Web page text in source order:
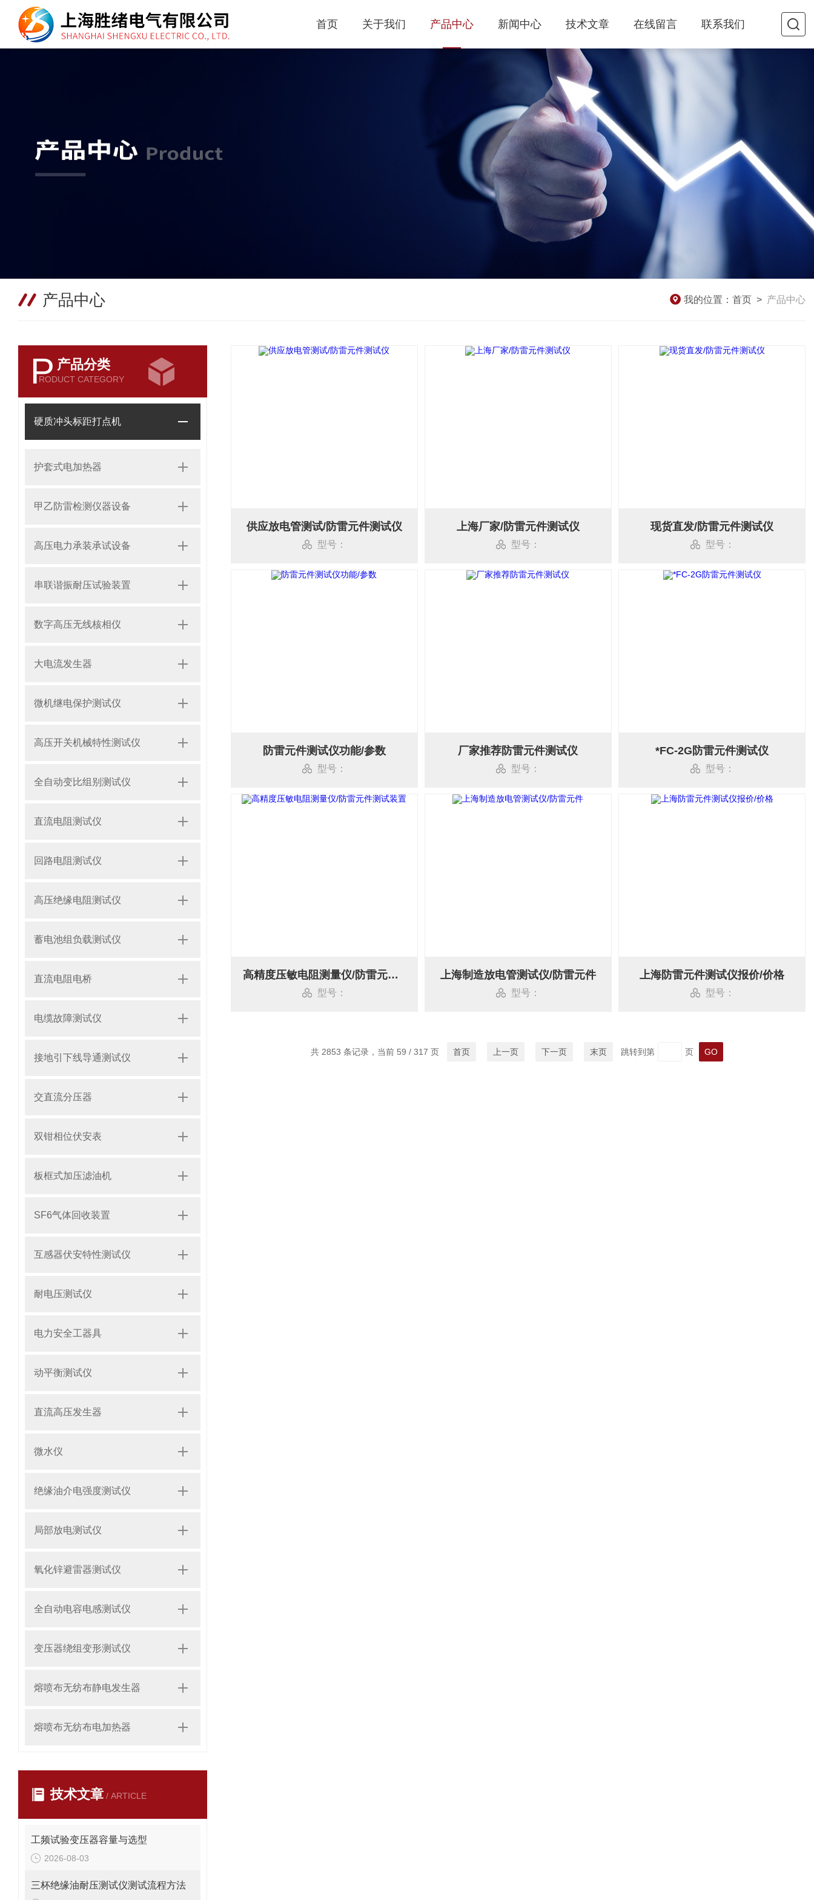
首页 关于我们 产品中心 新闻中心 技术文章 在线留言 联系我们
产品中心 我的位置： 首页 > 产品中心
P 产品分类
RODUCT CATEGORY
硬质冲头标距打点机
护套式电加热器
甲乙防雷检测仪器设备
高压电力承装承试设备
串联谐振耐压试验装置
数字高压无线核相仪
大电流发生器
微机继电保护测试仪
高压开关机械特性测试仪
全自动变比组别测试仪
直流电阻测试仪
回路电阻测试仪
高压绝缘电阻测试仪
蓄电池组负载测试仪
直流电阻电桥
电缆故障测试仪
接地引下线导通测试仪
交直流分压器
双钳相位伏安表
板框式加压滤油机
SF6气体回收装置
互感器伏安特性测试仪
耐电压测试仪
电力安全工器具
动平衡测试仪
直流高压发生器
微水仪
绝缘油介电强度测试仪
局部放电测试仪
氧化锌避雷器测试仪
全自动电容电感测试仪
变压器绕组变形测试仪
熔喷布无纺布静电发生器
熔喷布无纺布电加热器
技术文章 / ARTICLE
工频试验变压器容量与选型
2026-08-03
三杯绝缘油耐压测试仪测试流程方法
供应放电管测试/防雷元件测试仪
型号：
上海厂家/防雷元件测试仪
型号：
现货直发/防雷元件测试仪
型号：
防雷元件测试仪功能/参数
型号：
厂家推荐防雷元件测试仪
型号：
*FC-2G防雷元件测试仪
型号：
高精度压敏电阻测量仪/防雷元件测试装置
型号：
上海制造放电管测试仪/防雷元件
型号：
上海防雷元件测试仪报价/价格
型号：
共 2853 条记录，当前 59 / 317 页 首页 上一页 下一页 末页 跳转到第 页